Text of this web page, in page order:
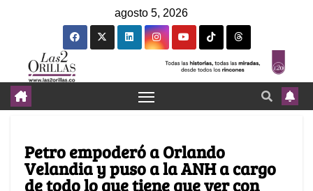
agosto 5, 2026
Petro empoderó a Orlando
Velandia y puso a la ANH a cargo
de todo lo que tiene que ver con